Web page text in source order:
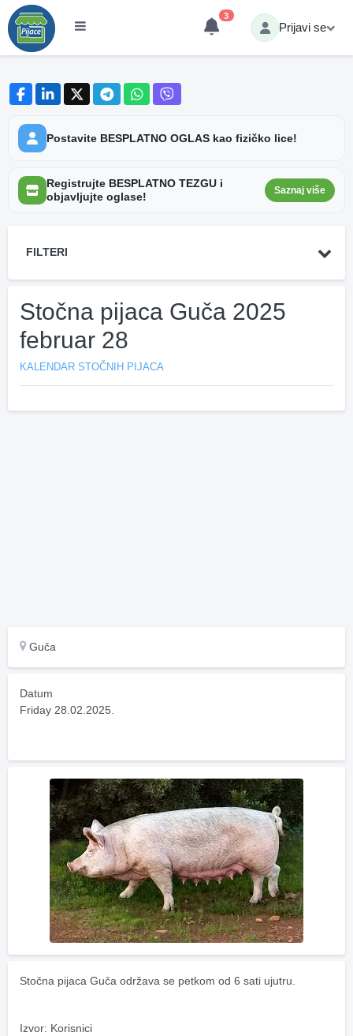
3
Prijavi se
Postavite BESPLATNO OGLAS kao fizičko lice!
Registrujte BESPLATNO TEZGU i
objavljujte oglase!
Saznaj više
FILTERI
Stočna pijaca Guča 2025
februar 28
KALENDAR STOČNIH PIJACA
Guča
Datum
Friday 28.02.2025.
Stočna pijaca Guča održava se petkom od 6 sati ujutru.
Izvor: Korisnici